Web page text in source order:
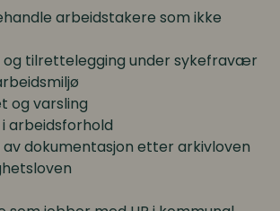
arbeidstakere som ikke
og tilrettelegging under sykefravær
og varsling
i arbeidsforhold
dokumentasjon etter arkivloven